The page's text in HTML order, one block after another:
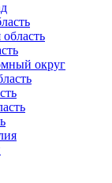
округ